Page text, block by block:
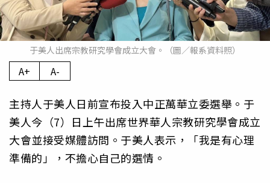
于美人出席宗教研究學會成立大會。（圖／報系資料照）
A+ A-
主持人于美人日前宣布投入中正萬華立委選舉。于
美人今（7）日上午出席世界華人宗教研究學會成立
大會並接受媒體訪問。于美人表示，「我是有心理
準備的」，不擔心自己的選情。